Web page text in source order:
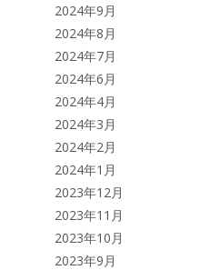
2024年9月
2024年8月
2024年7月
2024年6月
2024年4月
2024年3月
2024年2月
2024年1月
2023年12月
2023年11月
2023年10月
2023年9月